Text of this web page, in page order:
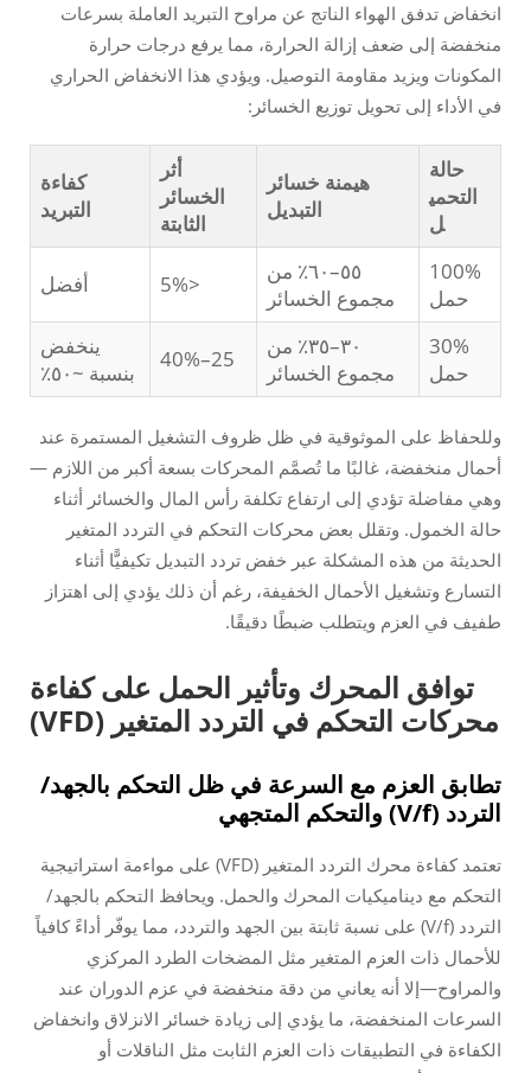
انخفاض تدفق الهواء الناتج عن مراوح التبريد العاملة بسرعات
منخفضة إلى ضعف إزالة الحرارة، مما يرفع درجات حرارة
المكونات ويزيد مقاومة التوصيل. ويؤدي هذا الانخفاض الحراري
في الأداء إلى تحويل توزيع الخسائر:
حالة
التحمي
ل
هيمنة خسائر
التبديل
أثر
الخسائر
الثابتة
كفاءة
التبريد
100%
حمل
٥٥–٦٠٪ من
مجموع الخسائر
<5% أفضل
30%
حمل
٣٠–٣٥٪ من
مجموع الخسائر
25–40%
ينخفض
بنسبة ~٥٠٪
وللحفاظ على الموثوقية في ظل ظروف التشغيل المستمرة عند
أحمال منخفضة، غالبًا ما تُصمَّم المحركات بسعة أكبر من اللازم —
وهي مفاضلة تؤدي إلى ارتفاع تكلفة رأس المال والخسائر أثناء
حالة الخمول. وتقلل بعض محركات التحكم في التردد المتغير
الحديثة من هذه المشكلة عبر خفض تردد التبديل تكيفيًّا أثناء
التسارع وتشغيل الأحمال الخفيفة، رغم أن ذلك يؤدي إلى اهتزاز
طفيف في العزم ويتطلب ضبطًا دقيقًا.
توافق المحرك وتأثير الحمل على كفاءة
محركات التحكم في التردد المتغير (VFD)
تطابق العزم مع السرعة في ظل التحكم بالجهد/
التردد (V/f) والتحكم المتجهي
تعتمد كفاءة محرك التردد المتغير (VFD) على مواءمة استراتيجية
التحكم مع ديناميكيات المحرك والحمل. ويحافظ التحكم بالجهد/
التردد (V/f) على نسبة ثابتة بين الجهد والتردد، مما يوفّر أداءً كافياً
للأحمال ذات العزم المتغير مثل المضخات الطرد المركزي
والمراوح—إلا أنه يعاني من دقة منخفضة في عزم الدوران عند
السرعات المنخفضة، ما يؤدي إلى زيادة خسائر الانزلاق وانخفاض
الكفاءة في التطبيقات ذات العزم الثابت مثل الناقلات أو